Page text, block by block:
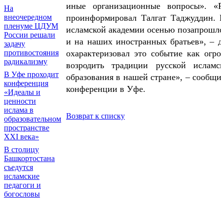
На
внеочередном
пленуме ЦДУМ
России решали
задачу
противостояния
радикализму
В Уфе проходит
конференция
«Идеалы и
ценности
ислама в
образовательном
пространстве
XXI века»
В столицу
Башкортостана
съедутся
исламские
педагоги и
богословы
иные организационные вопросы».
проинформировал Талгат Таджуддин.
исламской академии осенью
и на наших иностранных братьев»,
охарактеризовал это событие как
возродить традиции русской
образования в нашей стране», –
конференции в Уфе.
Возврат к списку